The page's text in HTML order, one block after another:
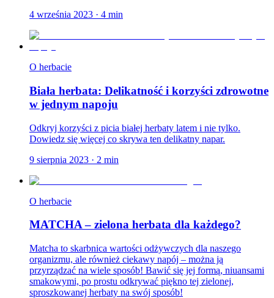
4 września 2023 · 4 min
O herbacie
Biała herbata: Delikatność i korzyści zdrowotne
w jednym napoju
Odkryj korzyści z picia białej herbaty latem i nie tylko.
Dowiedz się więcej co skrywa ten delikatny napar.
9 sierpnia 2023 · 2 min
O herbacie
MATCHA – zielona herbata dla każdego?
Matcha to skarbnica wartości odżywczych dla naszego
organizmu, ale również ciekawy napój – można ją
przyrządzać na wiele sposób! Bawić się jej formą, niuansami
smakowymi, po prostu odkrywać piękno tej zielonej,
sproszkowanej herbaty na swój sposób!